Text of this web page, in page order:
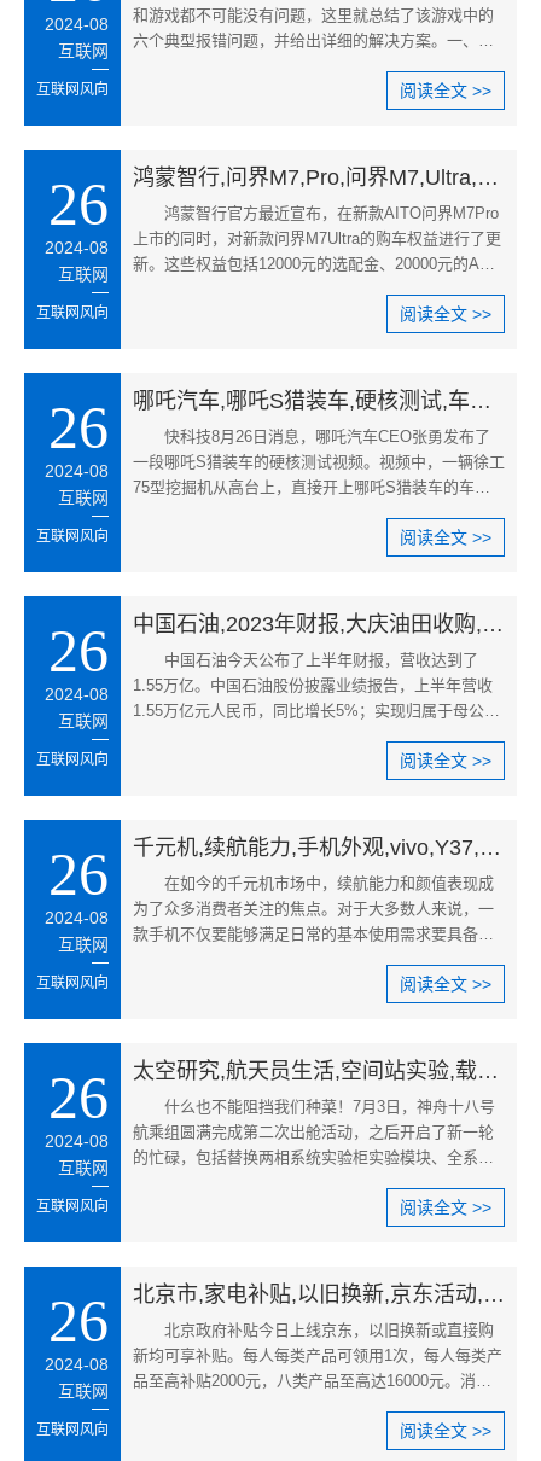
2024-08
互联网
互联网风向
和游戏都不可能没有问题，这里就总结了该游戏中的
六个典型报错问题，并给出详细的解决方案。一、安
阅读全文 >>
26
2024-08
互联网
互联网风向
鸿蒙智行,问界M7,Pro,问界M7,Ultra,购车权益,问界M7,Ultra购车权益,新款AITO问界车型
鸿蒙智行官方最近宣布，在新款AITO问界M7Pro
上市的同时，对新款问界M7Ultra的购车权益进行了更
新。这些权益包括12000元的选配金、20000元的ADS
阅读全文 >>
26
2024-08
互联网
互联网风向
哪吒汽车,哪吒S猎装车,硬核测试,车身结构,挖掘机测试哪吒S,哪吒S车顶承重
快科技8月26日消息，哪吒汽车CEO张勇发布了
一段哪吒S猎装车的硬核测试视频。视频中，一辆徐工
75型挖掘机从高台上，直接开上哪吒S猎装车的车
阅读全文 >>
26
2024-08
互联网
互联网风向
中国石油,2023年财报,大庆油田收购,净利润增长,中国石油营收增长,大庆油田收购合同
中国石油今天公布了上半年财报，营收达到了
1.55万亿。中国石油股份披露业绩报告，上半年营收
1.55万亿元人民币，同比增长5%；实现归属于母公司
阅读全文 >>
26
2024-08
互联网
互联网风向
千元机,续航能力,手机外观,vivo,Y37,Pro,千元手机推荐,长续航手机对比
在如今的千元机市场中，续航能力和颜值表现成
为了众多消费者关注的焦点。对于大多数人来说，一
款手机不仅要能够满足日常的基本使用需求要具备持
阅读全文 >>
26
2024-08
互联网
互联网风向
太空研究,航天员生活,空间站实验,载人航天,太空菜园,航天医学研究
什么也不能阻挡我们种菜！7月3日，神舟十八号
航乘组圆满完成第二次出舱活动，之后开启了新一轮
的忙碌，包括替换两相系统实验柜实验模块、全系统
阅读全文 >>
26
2024-08
互联网
互联网风向
北京市,家电补贴,以旧换新,京东活动,北京家电补贴政策,京东以旧换新流程
北京政府补贴今日上线京东，以旧换新或直接购
新均可享补贴。每人每类产品可领用1次，每人每类产
品至高补贴2000元，八类产品至高达16000元。消费
阅读全文 >>